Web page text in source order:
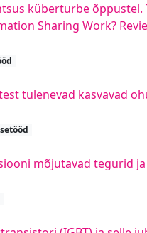
küberturbe
Sharing Work?
tulenevad kasvavad
mõjutavad tegurid